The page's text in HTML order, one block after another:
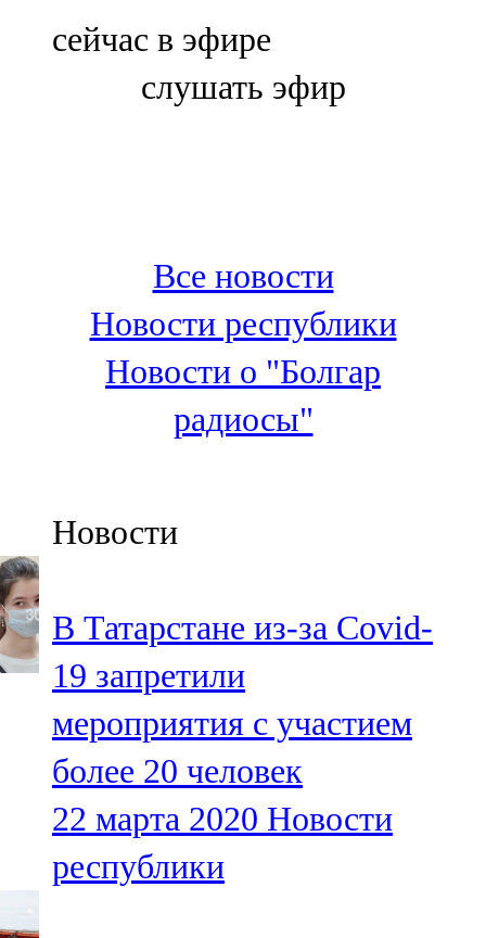
Болгар
100,3 FM
Зәй
106,6 FM
Кадыбаш
105,2 FM
91,5 FM
106,1 FM
Кама тамагы
71,51 FM
Кукмара
107,9 FM
Лениногорский
сейчас в эфире
слушать эфир
Все новости
Новости республики
Новости о "Болгар
радиосы"
Новости
В Татарстане из-за Covid-
19 запретили
мероприятия с участием
более 20 человек
22 марта 2020 Новости
республики